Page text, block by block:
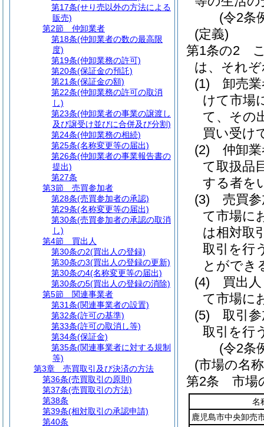
(令2条
(定義)
第1条の2
は、それ
(1)
卸売
けて市場
て、その
買い受け
(2)
仲卸
て取扱品
する者を
(3)
売買
て市場に
は相対取
取引を行
とができ
(4)
買出
て市場に
(5)
取引
取引を行
(令2条
(市場の名
第2条
市場
名
鹿児島市中央卸売
第17条(せり売以外の方法による
販売)
第2節
仲卸業者
第18条(仲卸業者の数の最高限
度)
第19条(仲卸業務の許可)
第20条(保証金の預託)
第21条(保証金の額)
第22条(仲卸業務の許可の取消
し)
第23条(仲卸業者の事業の譲渡し
及び譲受け並びに合併及び分割)
第24条(仲卸業務の相続)
第25条(名称変更等の届出)
第26条(仲卸業者の事業報告書の
提出)
第27条
第3節
売買参加者
第28条(売買参加者の承認)
第29条(名称変更等の届出)
第30条(売買参加者の承認の取消
し)
第4節
買出人
第30条の2(買出人の登録)
第30条の3(買出人の登録の更新)
第30条の4(名称変更等の届出)
第30条の5(買出人の登録の消除)
第5節
関連事業者
第31条(関連事業者の設置)
第32条(許可の基準)
第33条(許可の取消し等)
第34条(保証金)
第35条(関連事業者に対する規制
等)
第3章
売買取引及び決済の方法
第36条(売買取引の原則)
第37条(売買取引の方法)
第38条
第39条(相対取引の承認申請)
第40条